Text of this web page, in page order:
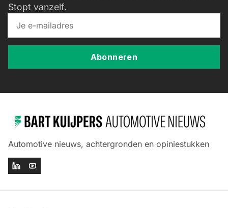
Stopt vanzelf.
Abonneren
Automotive nieuws, achtergronden en opiniestukken